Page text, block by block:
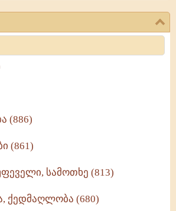
(886)
(861)
სამოთხე (813)
ქედმაღლობა (680)